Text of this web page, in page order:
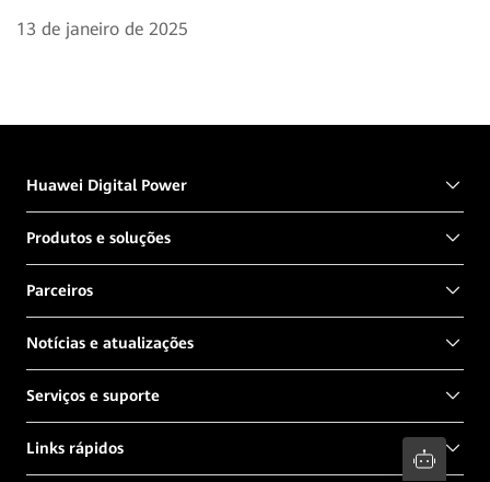
13 de janeiro de 2025
Huawei Digital Power
Produtos e soluções
Parceiros
Notícias e atualizações
Serviços e suporte
Links rápidos